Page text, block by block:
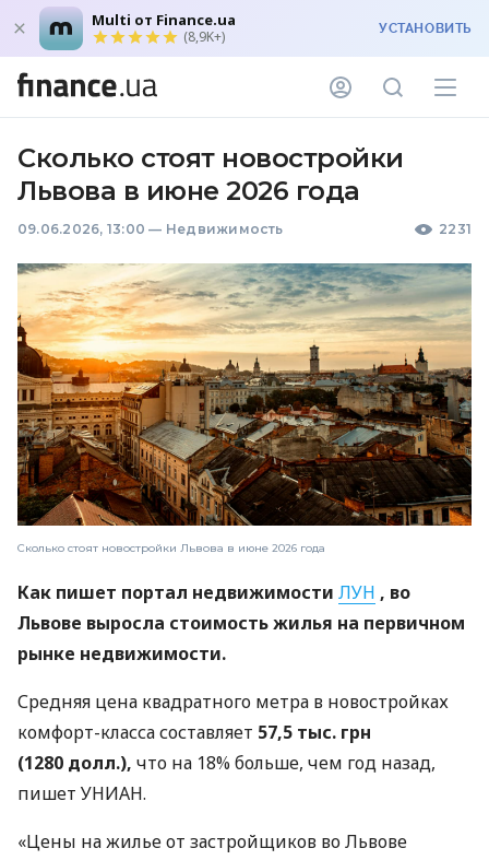
Multi от Finance.ua
(8,9K+) УСТАНОВИТЬ
Сколько стоят новостройки
Львова в июне 2026 года
09.06.2026, 13:00 — Недвижимость 2231
Сколько стоят новостройки Львова в июне 2026 года
Как пишет портал недвижимости ЛУН , во
Львове выросла стоимость жилья на первичном
рынке недвижимости.
Средняя цена квадратного метра в новостройках
комфорт-класса составляет 57,5 ​​тыс. грн
(1280 долл.), что на 18% больше, чем год назад,
пишет УНИАН.
«Цены на жилье от застройщиков во Львове